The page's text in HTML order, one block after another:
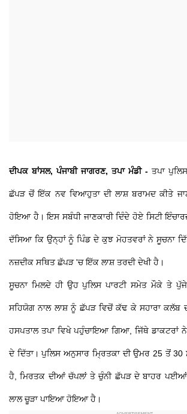
ਦੀਪਕ ਬਾਂਸਲ, ਪੰਜਾਬੀ ਜਾਗਰਣ, ਤਪਾ ਮੰਡੀ - ਤਪਾ
ਛੱਪੜ ਚੋਂ ਇੱਕ ਨਵ ਵਿਆਹੁਤਾ ਦੀ ਲਾਸ਼ ਬਰਾਮਦ ਕੀਤੇ
ਹੋਇਆ ਹੈ। ਇਸ ਸਬੰਧੀ ਜਾਣਕਾਰੀ ਦਿੰਦੇ ਹੋਏ ਸਿਟੀ
ਦੱਸਿਆ ਕਿ ਉਨ੍ਹਾਂ ਨੂੰ ਪਿੰਡ ਦੇ ਕੁਝ ਮੋਹਤਵਰਾਂ ਨੇ ਸੂਚਨਾ
ਨਜ਼ਦੀਕ ਸਥਿਤ ਛੱਪੜ 'ਚ ਇੱਕ ਲਾਸ਼ ਤਰਦੀ ਦੇਖੀ ਹੈ।
ਸੂਚਨਾ ਮਿਲਦੇ ਹੀ ਉਹ ਪੁਲਿਸ ਪਾਰਟੀ ਸਮੇਤ ਮੌਕੇ ਤੇ
ਸਹਿਯੋਗ ਨਾਲ ਲਾਸ਼ ਨੂੰ ਛੱਪੜ ਵਿਚੋਂ ਕੱਢ ਕੇ ਸਹਾਰਾ ਕਲੱਬ
ਹਸਪਤਾਲ ਤਪਾ ਵਿਖੇ ਪਹੁੰਚਾਇਆ ਗਿਆ, ਜਿੱਥੇ ਡਾਕਟਰਾਂ
ਦੇ ਦਿੱਤਾ। ਪੁਲਿਸ ਅਨੁਸਾਰ ਮ੍ਰਿਤਕਾ ਦੀ ਉਮਰ 25 ਤੋਂ 30
ਹੈ, ਮਿਰਤਕ ਦੀਆਂ ਚੱਪਲਾਂ ਤੇ ਚੁੰਨੀ ਛੱਪੜ ਦੇ ਬਾਹਰ
ਲਾਲ ਚੂੜਾ ਪਾਇਆ ਹੋਇਆ ਹੈ।